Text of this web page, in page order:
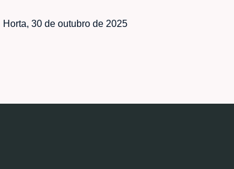
Horta, 30 de outubro de 2025